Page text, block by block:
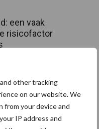
other tracking
on our website. We
from your device and
IP address and
een vaak
risicofactor
volume en
groeien in